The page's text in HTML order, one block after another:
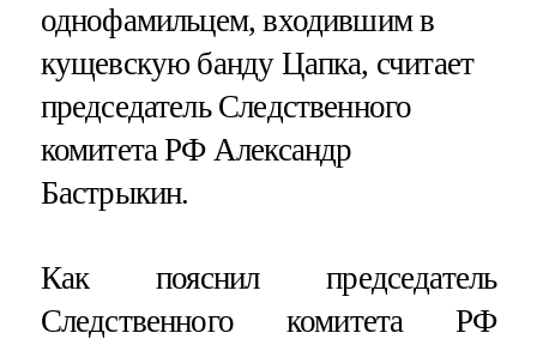
однофамильцем, входившим в
кущевскую банду Цапка, считает
председатель Следственного
комитета РФ Александр
Бастрыкин.
Как пояснил председатель
Следственного комитета РФ